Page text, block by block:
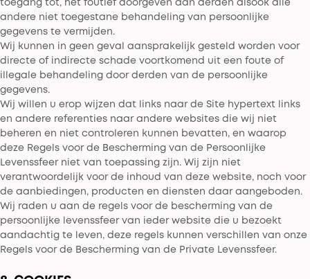
toegang tot, het foutief doorgeven aan derden alsook alle
andere niet toegestane behandeling van persoonlijke
gegevens te vermijden.
Wij kunnen in geen geval aansprakelijk gesteld worden voor
directe of indirecte schade voortkomend uit een foute of
illegale behandeling door derden van de persoonlijke
gegevens.
Wij willen u erop wijzen dat links naar de Site hypertext links
en andere referenties naar andere websites die wij niet
beheren en niet controleren kunnen bevatten, en waarop
deze Regels voor de Bescherming van de Persoonlijke
Levenssfeer niet van toepassing zijn. Wij zijn niet
verantwoordelijk voor de inhoud van deze website, noch voor
de aanbiedingen, producten en diensten daar aangeboden.
Wij raden u aan de regels voor de bescherming van de
persoonlijke levenssfeer van ieder website die u bezoekt
aandachtig te leven, deze regels kunnen verschillen van onze
Regels voor de Bescherming van de Private Levenssfeer.